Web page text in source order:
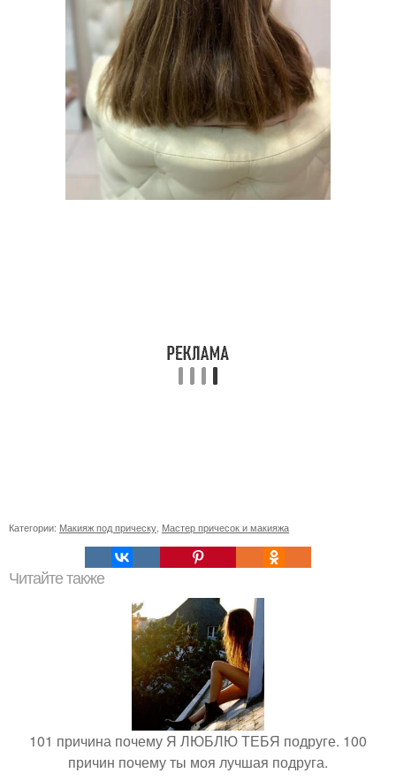
Категории: Макияж под прическу, Мастер причесок и макияжа
Читайте также
101 причина почему Я ЛЮБЛЮ ТЕБЯ подруге. 100
причин почему ты моя лучшая подруга.